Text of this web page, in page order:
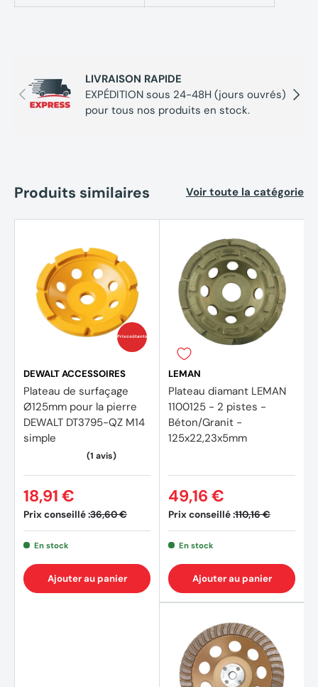
Précédent
LIVRAISON RAPIDE
EXPÉDITION sous 24-48H (jours ouvrés)
pour tous nos produits en stock.
Produits similaires Voir toute la catégorie
Prix coûtants
DEWALT ACCESSOIRES
Plateau de surfaçage
Ø125mm pour la pierre
DEWALT DT3795-QZ M14
simple
Prix conseillé :36,60 €
18,91 €
En stock
Ajouter au panier
LEMAN
Plateau diamant LEMAN
1100125 - 2 pistes -
Béton/Granit -
125x22,23x5mm
Prix conseillé :110,16 €
49,16 €
En stock
Ajouter au panier